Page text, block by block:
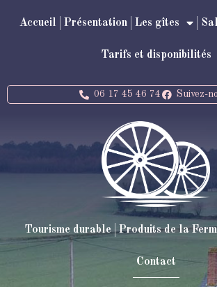
Accueil Présentation Les gîtes
Tarifs et disponibilités
06 17 45 46 74 Suivez-
Tourisme durable Produits de la
Contact